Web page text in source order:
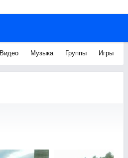
Видео Музыка Группы Игры